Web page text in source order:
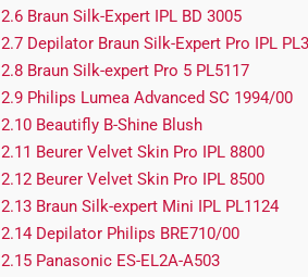
2.6 Braun Silk-Expert IPL BD 3005
2.7 Depilator Braun Silk-Expert Pro IPL
2.8 Braun Silk-expert Pro 5 PL5117
2.9 Philips Lumea Advanced SC 1994/­00
2.10 Beautifly B-Shine Blush
2.11 Beurer Velvet Skin Pro IPL 8800
2.12 Beurer Velvet Skin Pro IPL 8500
2.13 Braun Silk-expert Mini IPL PL1124
2.14 Depilator Philips BRE710/00
2.15 Panasonic ES-EL2A-A503